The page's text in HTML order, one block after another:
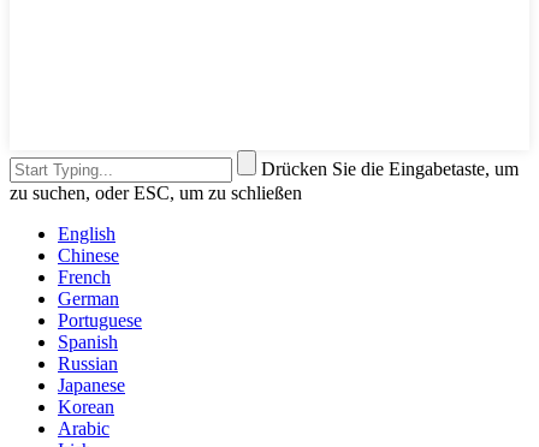
Drücken Sie die Eingabetaste, um
zu suchen, oder ESC, um zu schließen
English
Chinese
French
German
Portuguese
Spanish
Russian
Japanese
Korean
Arabic